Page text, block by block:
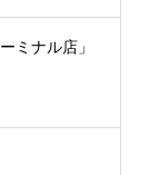
ミナル店」